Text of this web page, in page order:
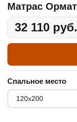
Матрас
32 110 руб.
Спальное место